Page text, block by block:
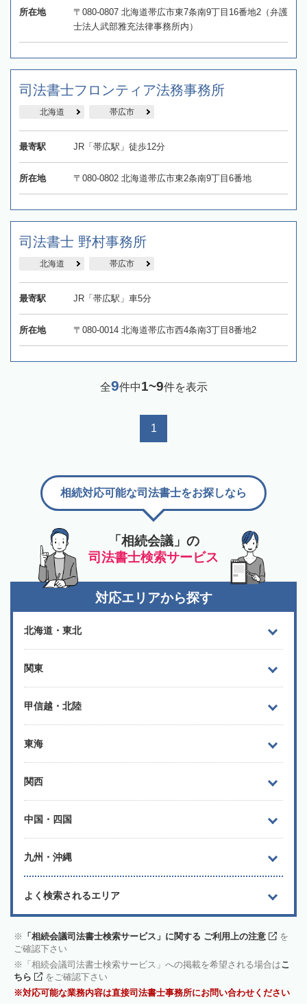
所在地
〒080-0807 北海道帯広市東7条南9丁目16番地2（弁護
士法人武部雅充法律事務所内）
司法書士フロンティア法務事務所
北海道 帯広市
最寄駅 JR「帯広駅」徒歩12分
所在地 〒080-0802 北海道帯広市東2条南9丁目6番地
司法書士 野村事務所
北海道 帯広市
最寄駅 JR「帯広駅」車5分
所在地 〒080-0014 北海道帯広市西4条南3丁目8番地2
全9件中1~9件を表示
1
「相続会議」の
司法書士検索サービス
相続対応可能な司法書士をお探しなら
対応エリアから探す
北海道・東北
関東
甲信越・北陸
東海
関西
中国・四国
九州・沖縄
よく検索されるエリア
「相続会議司法書士検索サービス」に関する ご利用上の注意
を
ご確認下さい
「相続会議司法書士検索サービス」への掲載を希望される場合はこ
ちら
をご確認下さい
対応可能な業務内容は直接司法書士事務所にお問い合わせください